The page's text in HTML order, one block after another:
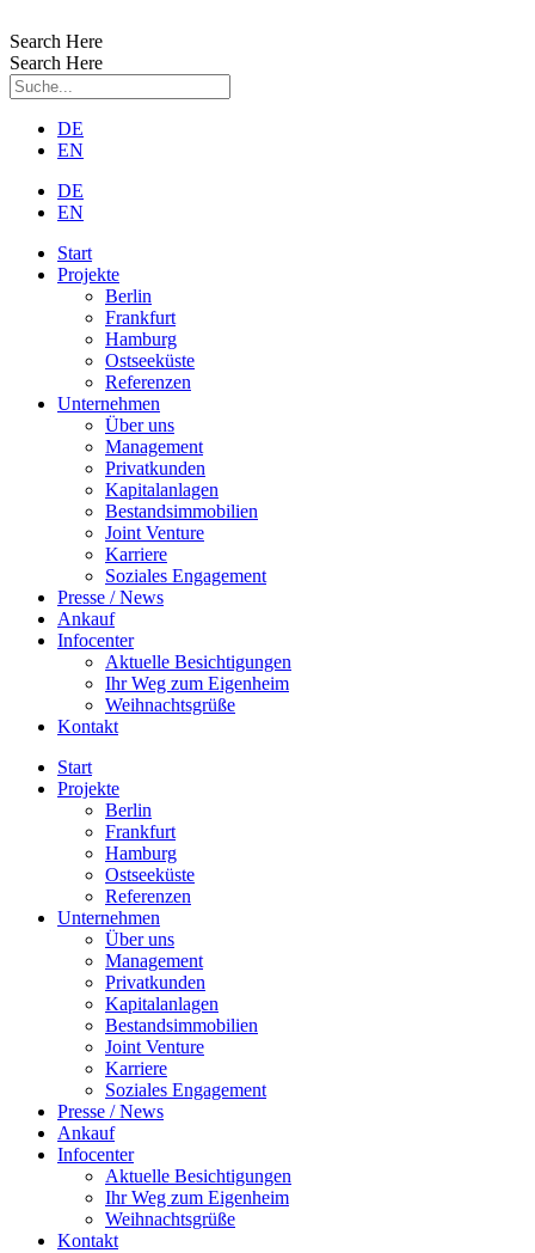
Inhalt
wechseln
Search Here
Search Here
DE
EN
DE
EN
Start
Projekte
Berlin
Frankfurt
Hamburg
Ostseeküste
Referenzen
Unternehmen
Über uns
Management
Privatkunden
Kapitalanlagen
Bestandsimmobilien
Joint Venture
Karriere
Soziales Engagement
Presse / News
Ankauf
Infocenter
Aktuelle Besichtigungen
Ihr Weg zum Eigenheim
Weihnachtsgrüße
Kontakt
Start
Projekte
Berlin
Frankfurt
Hamburg
Ostseeküste
Referenzen
Unternehmen
Über uns
Management
Privatkunden
Kapitalanlagen
Bestandsimmobilien
Joint Venture
Karriere
Soziales Engagement
Presse / News
Ankauf
Infocenter
Aktuelle Besichtigungen
Ihr Weg zum Eigenheim
Weihnachtsgrüße
Kontakt